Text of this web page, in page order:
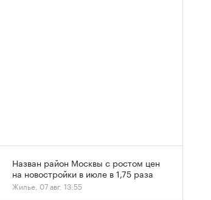
Назван район Москвы с ростом цен
на новостройки в июле в 1,75 раза
Жилье, 07 авг, 13:55